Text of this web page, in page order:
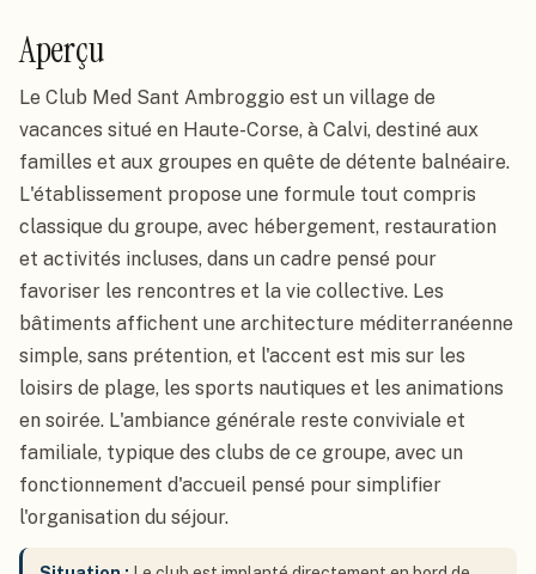
Aperçu
Le Club Med Sant Ambroggio est un village de
vacances situé en Haute-Corse, à Calvi, destiné aux
familles et aux groupes en quête de détente balnéaire.
L'établissement propose une formule tout compris
classique du groupe, avec hébergement, restauration
et activités incluses, dans un cadre pensé pour
favoriser les rencontres et la vie collective. Les
bâtiments affichent une architecture méditerranéenne
simple, sans prétention, et l'accent est mis sur les
loisirs de plage, les sports nautiques et les animations
en soirée. L'ambiance générale reste conviviale et
familiale, typique des clubs de ce groupe, avec un
fonctionnement d'accueil pensé pour simplifier
l'organisation du séjour.